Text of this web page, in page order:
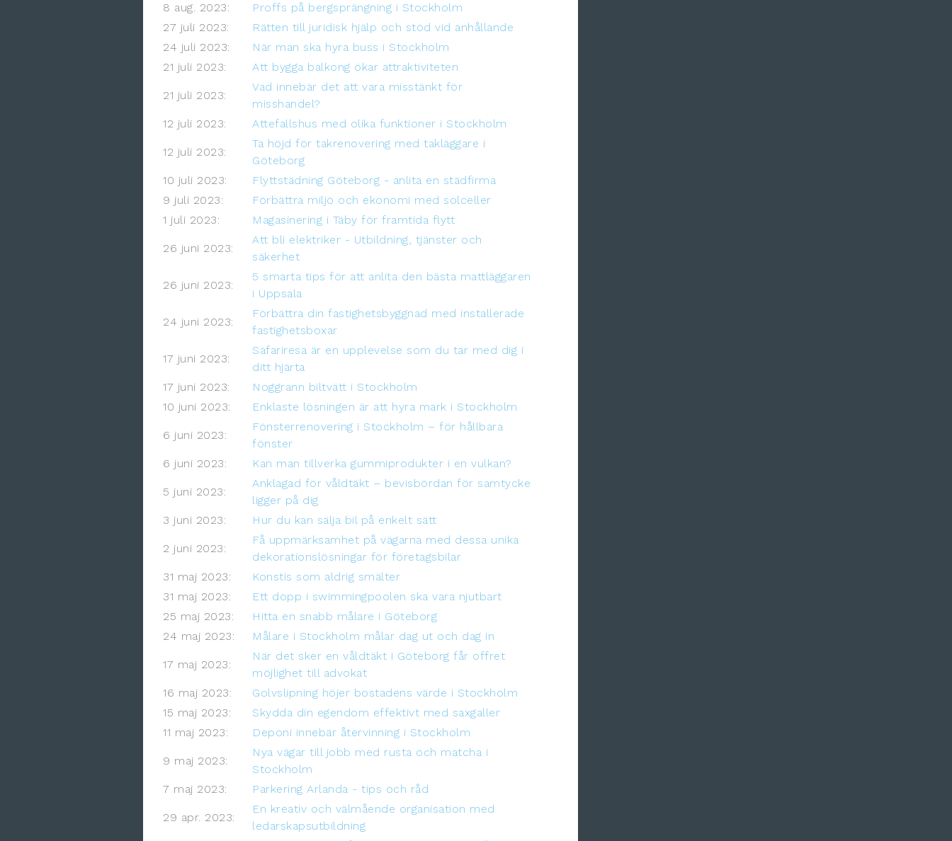
8 aug. 2023:
Proffs på bergsprängning i Stockholm
27 juli 2023:
Rätten till juridisk hjälp och stöd vid anhållande
24 juli 2023:
När man ska hyra buss i Stockholm
21 juli 2023:
Att bygga balkong ökar attraktiviteten
21 juli 2023:
Vad innebär det att vara misstänkt för
misshandel?
12 juli 2023:
Attefallshus med olika funktioner i Stockholm
12 juli 2023:
Ta höjd för takrenovering med takläggare i
Göteborg
10 juli 2023:
Flyttstädning Göteborg - anlita en städfirma
9 juli 2023:
Förbättra miljö och ekonomi med solceller
1 juli 2023:
Magasinering i Täby för framtida flytt
26 juni 2023:
Att bli elektriker - Utbildning, tjänster och
säkerhet
26 juni 2023:
5 smarta tips för att anlita den bästa mattläggaren
i Uppsala
24 juni 2023:
Förbättra din fastighetsbyggnad med installerade
fastighetsboxar
17 juni 2023:
Safariresa är en upplevelse som du tar med dig i
ditt hjärta
17 juni 2023:
Noggrann biltvätt i Stockholm
10 juni 2023:
Enklaste lösningen är att hyra mark i Stockholm
6 juni 2023:
Fönsterrenovering i Stockholm – för hållbara
fönster
6 juni 2023:
Kan man tillverka gummiprodukter i en vulkan?
5 juni 2023:
Anklagad för våldtäkt – bevisbördan för samtycke
ligger på dig
3 juni 2023:
Hur du kan sälja bil på enkelt sätt
2 juni 2023:
Få uppmärksamhet på vägarna med dessa unika
dekorationslösningar för företagsbilar
31 maj 2023:
Konstis som aldrig smälter
31 maj 2023:
Ett dopp i swimmingpoolen ska vara njutbart
25 maj 2023:
Hitta en snabb målare i Göteborg
24 maj 2023:
Målare i Stockholm målar dag ut och dag in
17 maj 2023:
När det sker en våldtäkt i Göteborg får offret
möjlighet till advokat
16 maj 2023:
Golvslipning höjer bostadens värde i Stockholm
15 maj 2023:
Skydda din egendom effektivt med saxgaller
11 maj 2023:
Deponi innebär återvinning i Stockholm
9 maj 2023:
Nya vägar till jobb med rusta och matcha i
Stockholm
7 maj 2023:
Parkering Arlanda - tips och råd
29 apr. 2023:
En kreativ och välmående organisation med
ledarskapsutbildning